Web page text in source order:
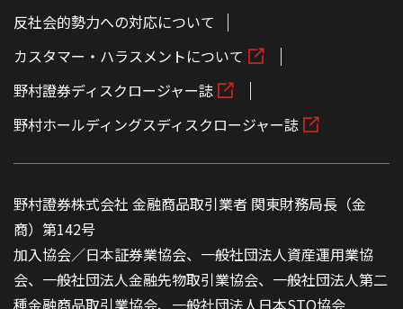
反社会的勢力への対応について
カスタマー・ハラスメントについて
野村證券ディスクロージャー誌
野村ホールディングスディスクロージャー誌
野村證券株式会社 金融商品取引業者 関東財務局長（金
商）第142号
加入協会／日本証券業協会、一般社団法人資産運用業協
会、一般社団法人金融先物取引業協会、一般社団法人第二